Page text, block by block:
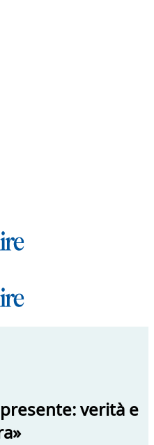
verità e